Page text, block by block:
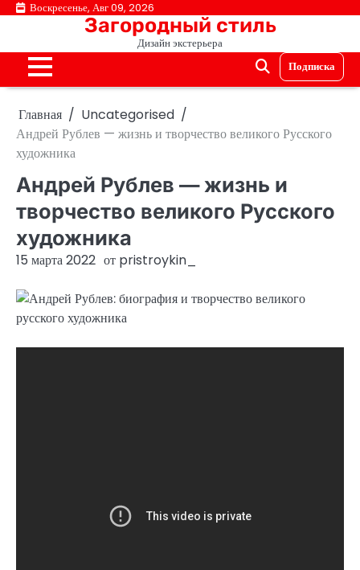
ПерейтиВоскресенье, Авг 09, 2026
Загородный стиль
Дизайн экстерьера
Подписка
Главная
Uncategorised
Андрей Рублев — жизнь и творчество великого Русского
художника
Андрей Рублев — жизнь и
творчество великого Русского
художника
15 марта 2022 от pristroykin_